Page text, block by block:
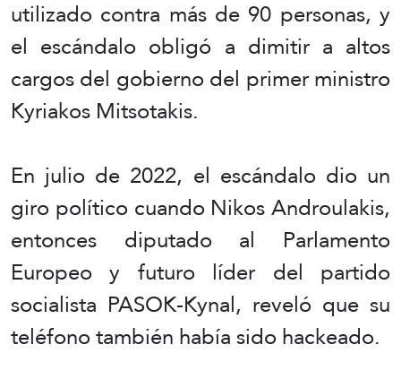
utilizado contra más de 90 personas, y
el escándalo obligó a dimitir a altos
cargos del gobierno del primer ministro
Kyriakos Mitsotakis.
En julio de 2022, el escándalo dio un
giro político cuando Nikos Androulakis,
entonces diputado al Parlamento
Europeo y futuro líder del partido
socialista PASOK-Kynal, reveló que su
teléfono también había sido hackeado.